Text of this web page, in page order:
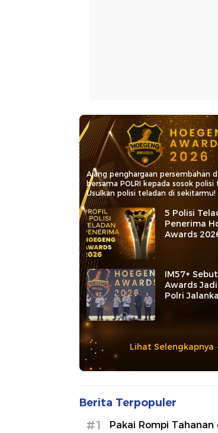
Ajang penghargaan persembahan
bersama POLRI kepada sosok polisi
Usulkan polisi teladan di sekitarmu!
5 Polisi
Penerima
Awards
Kategori
IM57+
Awards
Polri
Lihat Selengkapnya
Berita Terpopuler
#1
Pakai Rompi Tahanan